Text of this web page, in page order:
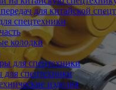
для китайской
спецтехники
колодки
для спецтехники
для спецтехники
изделия